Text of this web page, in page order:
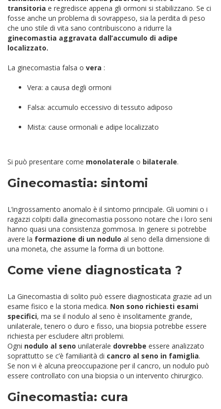
transitoria e regredisce appena gli ormoni si stabilizzano. Se ci
fosse anche un problema di sovrappeso, sia la perdita di peso
che uno stile di vita sano contribuiscono a ridurre la
ginecomastia aggravata dall’accumulo di adipe
localizzato.
La ginecomastia falsa o vera :
Vera: a causa degli ormoni
Falsa: accumulo eccessivo di tessuto adiposo
Mista: cause ormonali e adipe localizzato
Si può presentare come monolaterale o bilaterale.
Ginecomastia: sintomi
L’ingrossamento anomalo è il sintomo principale. Gli uomini o i
ragazzi colpiti dalla ginecomastia possono notare che i loro seni
hanno quasi una consistenza gommosa. In genere si potrebbe
avere la formazione di un nodulo al seno della dimensione di
una moneta, che assume la forma di un bottone.
Come viene diagnosticata ?
La Ginecomastia di solito può essere diagnosticata grazie ad un
esame fisico e la storia medica. Non sono richiesti esami
specifici, ma se il nodulo al seno è insolitamente grande,
unilaterale, tenero o duro e fisso, una biopsia potrebbe essere
richiesta per escludere altri problemi.
Ogni nodulo al seno unilaterale dovrebbe essere analizzato
soprattutto se c’è familiarità di cancro al seno in famiglia.
Se non vi è alcuna preoccupazione per il cancro, un nodulo può
essere controllato con una biopsia o un intervento chirurgico.
Ginecomastia: cura